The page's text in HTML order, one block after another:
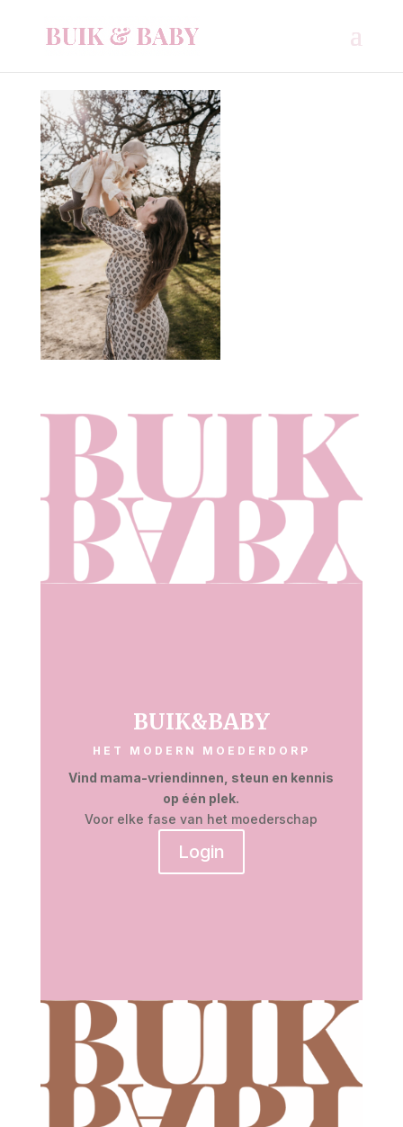
BUIK&BABY
HET MODERN MOEDERDORP
Vind mama-vriendinnen, steun en kennis
op één plek.
Voor elke fase van het moederschap
Login